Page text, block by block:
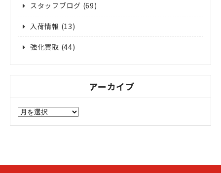
スタッフブログ (69)
入荷情報 (13)
強化買取 (44)
アーカイブ
ア
ー